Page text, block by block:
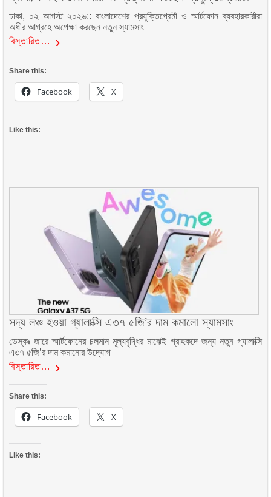
ঢাকা, ০২ আগস্ট ২০২৬:: বাংলাদেশের প্রযুক্তিপ্রেমী ও স্মার্টফোন ব্যবহারকারীরা
অধীর আগ্রহে অপেক্ষা করছেন নতুন স্যামসাং
বিস্তারিত…
Share this:
Facebook X
Like this:
সদ্য লঞ্চ হওয়া গ্যালাক্সি এ৩৭ ৫জি’র দাম কমালো স্যামসাং
ডেস্কঃ জারে স্মার্টফোনের চলমান মূল্যবৃদ্ধির মাঝেই গ্রাহকদে জন্য নতুন গ্যালাক্সি
এ৩৭ ৫জি’র দাম কমানোর উদ্যোগ
বিস্তারিত…
Share this:
Facebook X
Like this: